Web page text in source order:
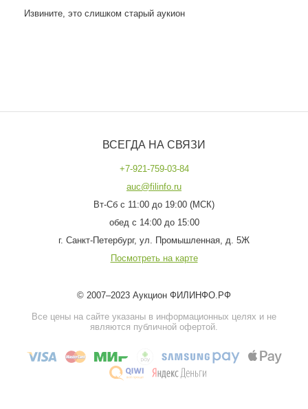
Извините, это слишком старый аукион
ВСЕГДА НА СВЯЗИ
+7-921-759-03-84
auc@filinfo.ru
Вт-Сб с 11:00 до 19:00 (МСК)
обед с 14:00 до 15:00
г. Санкт-Петербург, ул. Промышленная, д. 5Ж
Посмотреть на карте
© 2007–2023 Аукцион ФИЛИНФО.РФ
Все цены на сайте указаны в информационных целях и не
являются публичной офертой.